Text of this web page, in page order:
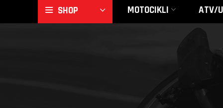
SHOP MOTOCIKLI ATV/